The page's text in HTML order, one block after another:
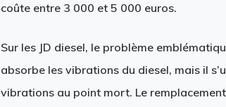
coûte entre 3 000 et 5 000 euros.
Sur les JD diesel, le problème
absorbe les vibrations du diesel, mais il
vibrations au point mort. Le